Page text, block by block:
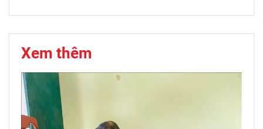
Xem thêm